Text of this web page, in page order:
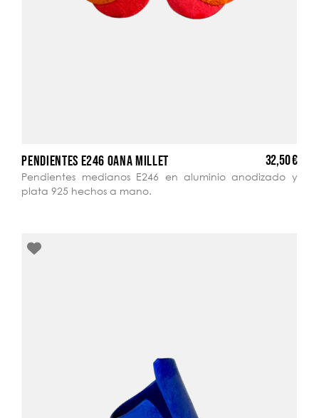
PENDIENTES E246 OANA MILLET 32,50 €
Pendientes medianos E246 en aluminio anodizado y
plata 925 hechos a mano.